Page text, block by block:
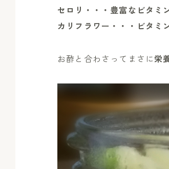
セロリ・・・豊富なビタミ
カリフラワー・・・ビタミ
お酢と合わさってまさに栄